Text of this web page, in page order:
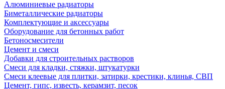
Алюминиевые радиаторы
Биметаллические радиаторы
Комплектующие и аксессуары
Оборудование для бетонных работ
Бетоносмесители
Цемент и смеси
Добавки для строительных растворов
Смеси для кладки, стяжки, штукатурки
Смеси клеевые для плитки, затирки, крестики, клинья, СВП
Цемент, гипс, известь, керамзит, песок